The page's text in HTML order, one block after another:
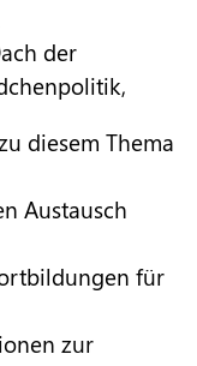
der
diesem Thema
Austausch
für
zur